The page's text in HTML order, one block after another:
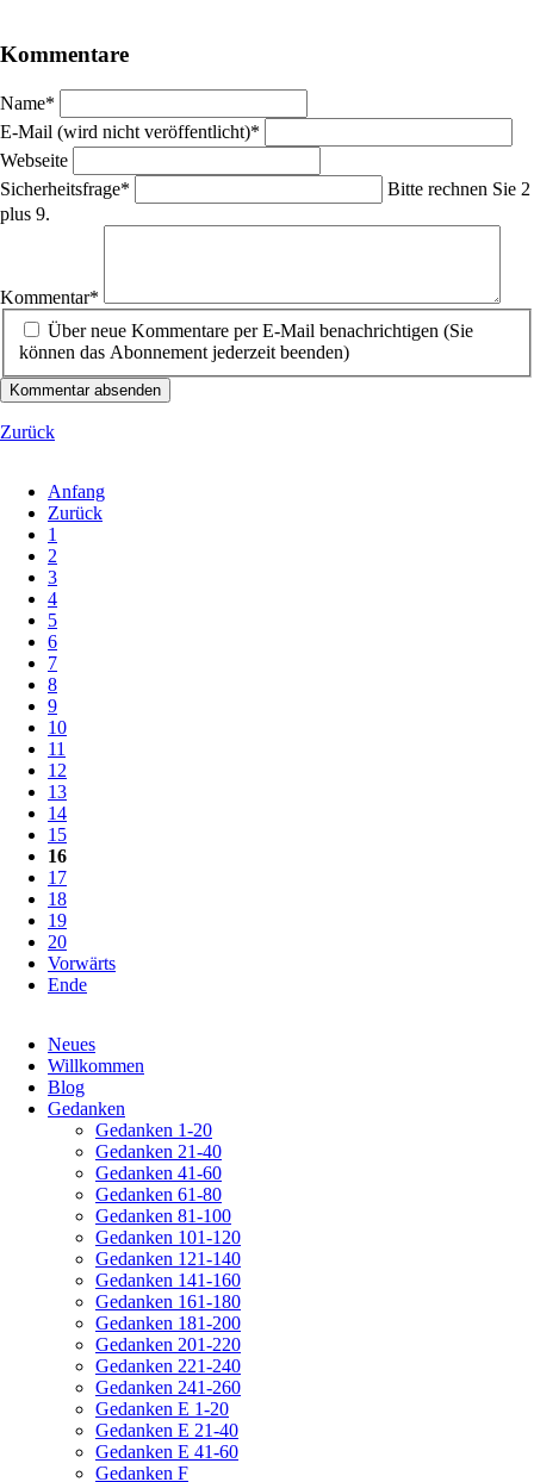
Kommentare
Pflichtfeld
Name*
Pflichtfeld
E-Mail (wird nicht veröffentlicht)*
Webseite
Pflichtfeld
Sicherheitsfrage*
Bitte rechnen Sie 2
plus 9.
Kommentar*
Über neue Kommentare per E-Mail benachrichtigen (Sie
können das Abonnement jederzeit beenden)
Kommentar absenden
Zurück
Anfang
Zurück
1
2
3
4
5
6
7
8
9
10
11
12
13
14
15
16
17
18
19
20
Vorwärts
Ende
überspringen
Neues
Willkommen
Blog
Gedanken
Gedanken 1-20
Gedanken 21-40
Gedanken 41-60
Gedanken 61-80
Gedanken 81-100
Gedanken 101-120
Gedanken 121-140
Gedanken 141-160
Gedanken 161-180
Gedanken 181-200
Gedanken 201-220
Gedanken 221-240
Gedanken 241-260
Gedanken E 1-20
Gedanken E 21-40
Gedanken E 41-60
Gedanken F